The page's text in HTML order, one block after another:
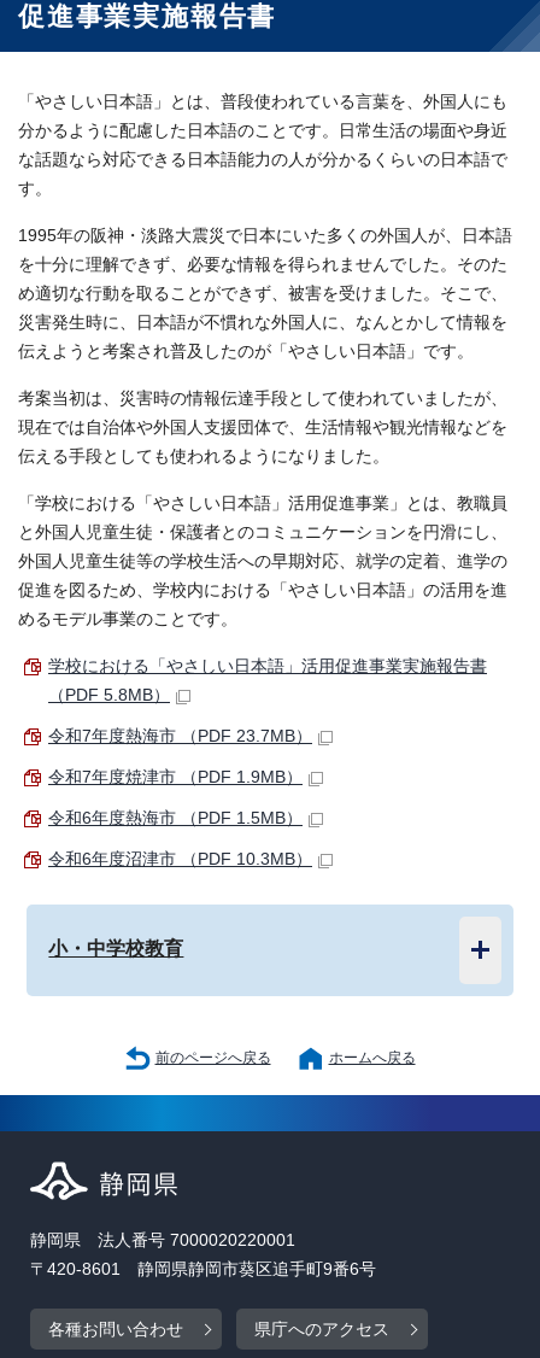
促進事業実施報告書
「やさしい日本語」とは、普段使われている言葉を、外国人にも
分かるように配慮した日本語のことです。日常生活の場面や身近
な話題なら対応できる日本語能力の人が分かるくらいの日本語で
す。
1995年の阪神・淡路大震災で日本にいた多くの外国人が、日本語
を十分に理解できず、必要な情報を得られませんでした。そのた
め適切な行動を取ることができず、被害を受けました。そこで、
災害発生時に、日本語が不慣れな外国人に、なんとかして情報を
伝えようと考案され普及したのが「やさしい日本語」です。
考案当初は、災害時の情報伝達手段として使われていましたが、
現在では自治体や外国人支援団体で、生活情報や観光情報などを
伝える手段としても使われるようになりました。
「学校における「やさしい日本語」活用促進事業」とは、教職員
と外国人児童生徒・保護者とのコミュニケーションを円滑にし、
外国人児童生徒等の学校生活への早期対応、就学の定着、進学の
促進を図るため、学校内における「やさしい日本語」の活用を進
めるモデル事業のことです。
学校における「やさしい日本語」活用促進事業実施報告書
（PDF 5.8MB）
令和7年度熱海市 （PDF 23.7MB）
令和7年度焼津市 （PDF 1.9MB）
令和6年度熱海市 （PDF 1.5MB）
令和6年度沼津市 （PDF 10.3MB）
小・中学校教育
前のページへ戻る ホームへ戻る
静岡県 法人番号 7000020220001
〒420-8601 静岡県静岡市葵区追手町9番6号
各種お問い合わせ 県庁へのアクセス